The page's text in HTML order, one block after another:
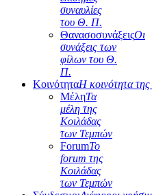
συναυλίες
του Θ. Π.
ΘανασοσυνάξειςΟι
συνάξεις των
φίλων του Θ.
Π.
ΚοινότηταΗ κοινότητα
ΜέληΤα
μέλη της
Κοιλάδας
των Τεμπών
ForumΤο
forum της
Κοιλάδας
των Τεμπών